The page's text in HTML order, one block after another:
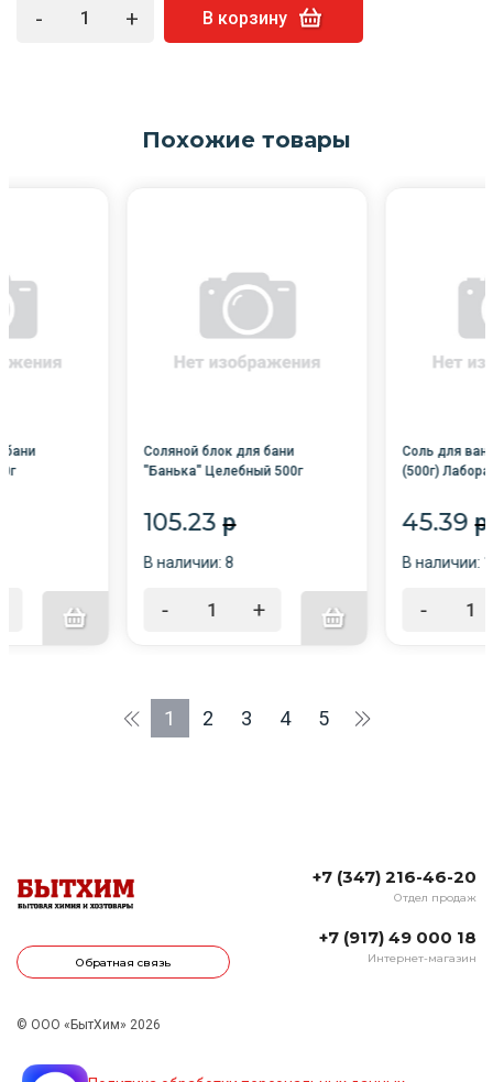
- + В корзину
Похожие товары
бани
Соляной блок для бани
"Банька" Целебный 500г
105.23 p
В наличии: 8
- +
Соль для
(500г)
45.39 p
В наличии:
-
1 2 3 4 5
Обратная связь
+7 (347) 216-46-20
Отдел продаж
+7 (917) 49 000 18
Интернет-магазин
© ООО «БытХим» 2026